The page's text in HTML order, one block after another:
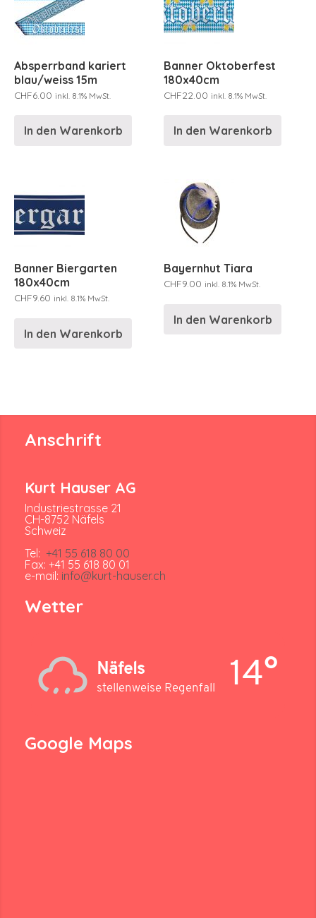
Absperrband kariert
blau/weiss 15m
CHF6.00 inkl. 8.1% MwSt.
In den Warenkorb
Banner Oktoberfest
180x40cm
CHF22.00 inkl. 8.1% MwSt.
In den Warenkorb
Banner Biergarten
180x40cm
CHF9.60 inkl. 8.1% MwSt.
In den Warenkorb
Bayernhut Tiara
CHF9.00 inkl. 8.1% MwSt.
In den Warenkorb
Anschrift
Kurt Hauser AG
Industriestrasse 21
CH-8752 Näfels
Schweiz
Tel: +41 55 618 80 00
Fax: +41 55 618 80 01
e-mail: info@kurt-hauser.ch
Wetter
Näfels
stellenweise Regenfall 14°
Google Maps